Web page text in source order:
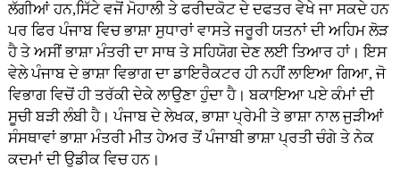
ਲੱਗੀਆਂ ਹਨ,ਸਿੱਟੇ ਵਜੋਂ ਮੋਹਾਲੀ ਤੇ ਫਰੀਦਕੋਟ ਦੇ ਦਫਤਰ ਵੇਖੇ ਜਾ ਸਕਦੇ ਹਨ
ਪਰ ਫਿਰ ਪੰਜਾਬ ਵਿਚ ਭਾਸ਼ਾ ਸੁਧਾਰਾਂ ਵਾਸਤੇ ਜਰੂਰੀ ਯਤਨਾਂ ਦੀ ਅਹਿਮ ਲੋੜ
ਹੈ ਤੇ ਅਸੀਂ ਭਾਸ਼ਾ ਮੰਤਰੀ ਦਾ ਸਾਥ ਤੇ ਸਹਿਯੋਗ ਦੇਣ ਲਈ ਤਿਆਰ ਹਾਂ। ਇਸ
ਵੇਲੇ ਪੰਜਾਬ ਦੇ ਭਾਸ਼ਾ ਵਿਭਾਗ ਦਾ ਡਾਇਰੈਕਟਰ ਹੀ ਨਹੀਂ ਲਾਇਆ ਗਿਆ, ਜੋ
ਵਿਭਾਗ ਵਿਚੋਂ ਹੀ ਤਰੱਕੀ ਦੇਕੇ ਲਾਉਣਾ ਹੁੰਦਾ ਹੈ। ਬਕਾਇਆ ਪਏ ਕੰਮਾਂ ਦੀ
ਸੂਚੀ ਬੜੀ ਲੰਬੀ ਹੈ। ਪੰਜਾਬ ਦੇ ਲੇਖਕ, ਭਾਸ਼ਾ ਪ੍ਰੇਮੀ ਤੇ ਭਾਸ਼ਾ ਨਾਲ ਜੁੜੀਆਂ
ਸੰਸਥਾਵਾਂ ਭਾਸ਼ਾ ਮੰਤਰੀ ਮੀਤ ਹੇਅਰ ਤੋਂ ਪੰਜਾਬੀ ਭਾਸ਼ਾ ਪ੍ਰਤੀ ਚੰਗੇ ਤੇ ਨੇਕ
ਕਦਮਾਂ ਦੀ ਉਡੀਕ ਵਿਚ ਹਨ।